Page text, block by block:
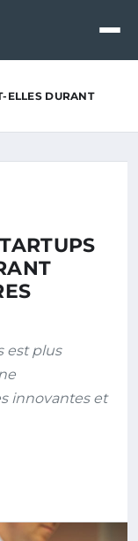
ELLES DURANT
est plus
innovantes et